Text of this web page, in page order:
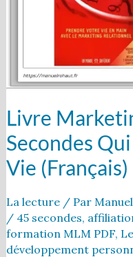
Livre
Secondes
Vie (français)
La lecture/ Par
/ 45 secondes,
formation MLM PDF,
développement
changeront
votre
(français)